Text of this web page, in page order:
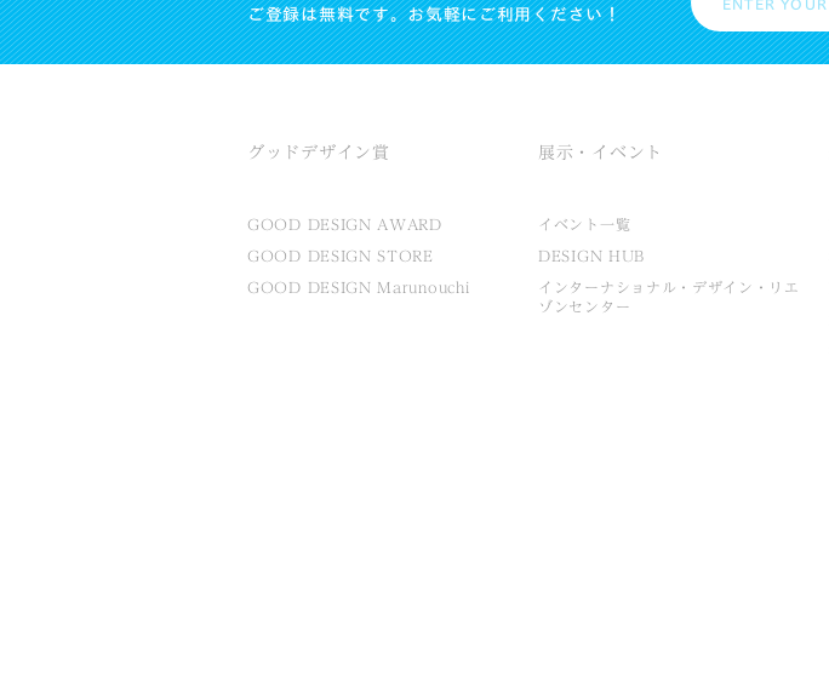
ご登録は無料です。お気軽にご利用ください！
グッドデザイン賞
GOOD DESIGN AWARD
GOOD DESIGN STORE
GOOD DESIGN Marunouchi
展示・イベント
イベント一覧
DESIGN HUB
インターナショナル・デザイン・リエ
ゾンセンター